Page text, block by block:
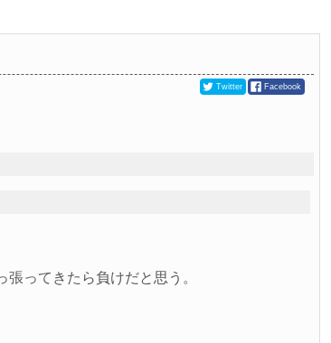
Twitter Facebook
ってきたら負けだと思う。